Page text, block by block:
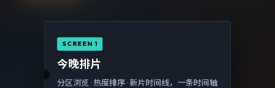
SCREEN 1
今晚排片
分区浏览 · 热度排序 · 新片时间线，一条时间轴